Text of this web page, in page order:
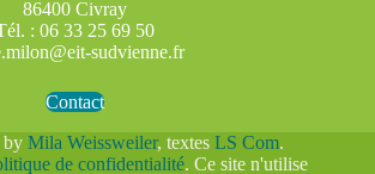
86400 Civray
: 06 33 25 69 50
sudvienne.fr
Contact
by Mila Weissweiler, textes LS Com.
de confidentialité. Ce site n'utilise